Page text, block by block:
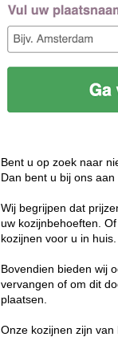
Bent u op zoek naar
Dan bent u bij ons
Wij begrijpen dat
uw kozijnbehoeften.
kozijnen voor u in huis.
Bovendien bieden wij
vervangen of om dit
plaatsen.
Onze kozijnen zijn